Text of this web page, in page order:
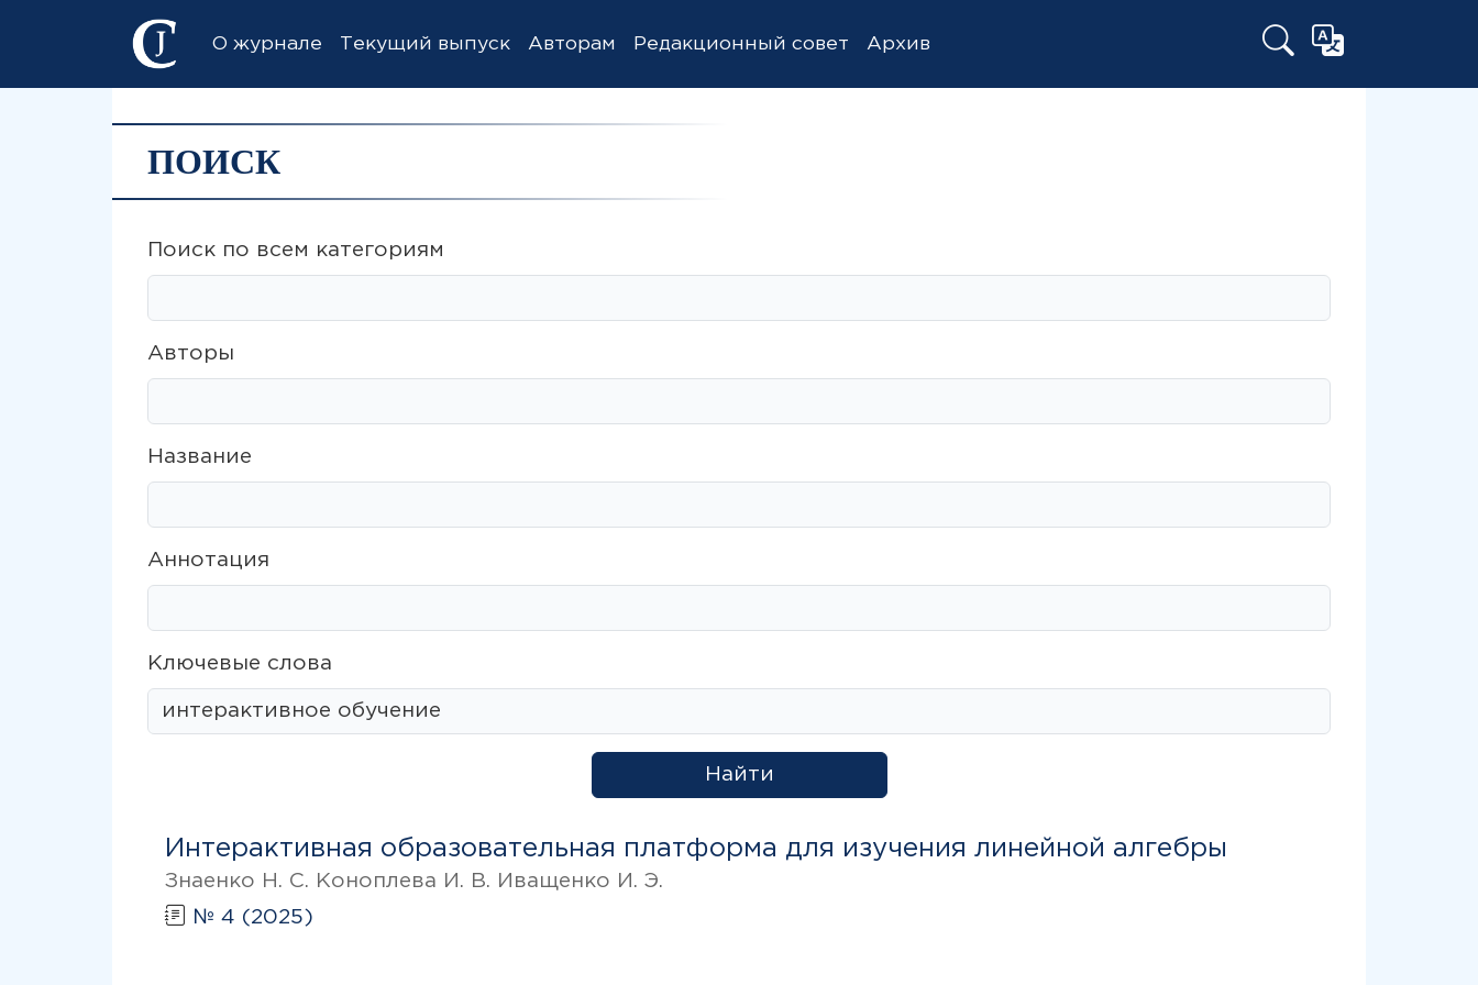
О журнале Текущий выпуск Авторам Редакционный совет Архив
ПОИСК
Поиск по всем категориям
Авторы
Название
Аннотация
Ключевые слова
Найти
Интерактивная образовательная платформа для изучения линейной алгебры
Знаенко Н. С. Коноплева И. В. Иващенко И. Э.
№ 4 (2025)